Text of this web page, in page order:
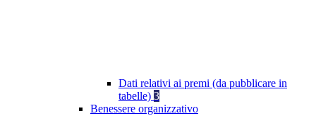
Dati relativi ai premi (da pubblicare in
tabelle) 3
Benessere organizzativo